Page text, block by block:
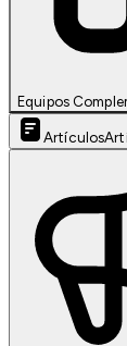
Equipos
Artículos